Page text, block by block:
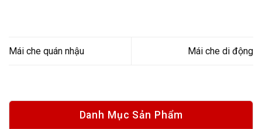
Danh Mục Sản Phẩm
Mái che quán nhậu Mái che di động